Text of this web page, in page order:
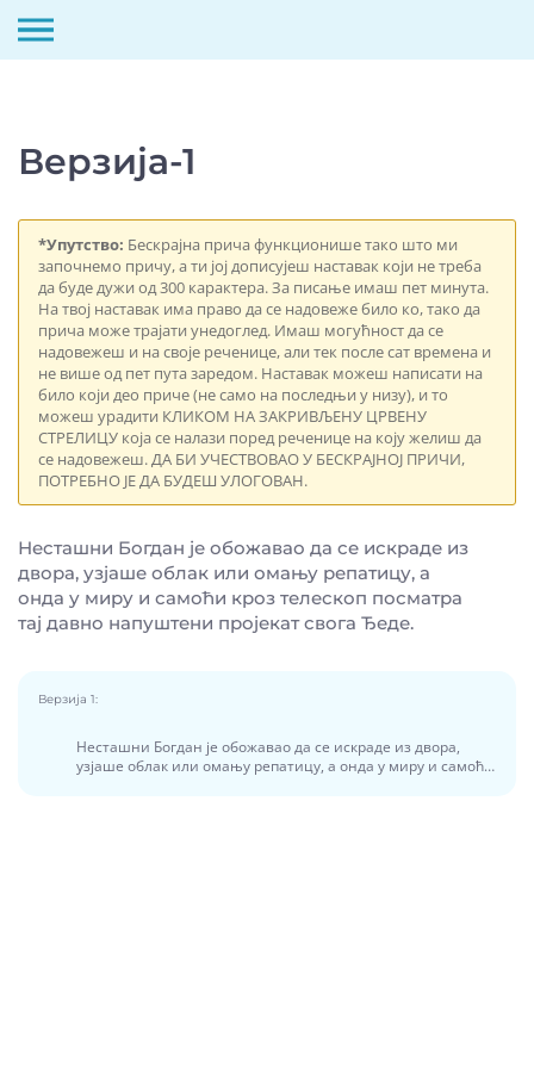
Верзија-1
*Упутство: Бескрајна прича функционише тако што ми
започнемо причу, а ти јој дописујеш наставак који не треба
да буде дужи од 300 карактера. За писање имаш пет минута.
На твој наставак има право да се надовеже било ко, тако да
прича може трајати унедоглед. Имаш могућност да се
надовежеш и на своје реченице, али тек после сат времена и
не више од пет пута заредом. Наставак можеш написати на
било који део приче (не само на последњи у низу), и то
можеш урадити КЛИКОМ НА ЗАКРИВЉЕНУ ЦРВЕНУ
СТРЕЛИЦУ која се налази поред реченице на коју желиш да
се надовежеш. ДА БИ УЧЕСТВОВАО У БЕСКРАЈНОЈ ПРИЧИ,
ПОТРЕБНО ЈЕ ДА БУДЕШ УЛОГОВАН.
Несташни Богдан је обожавао да се искраде из
двора, узјаше облак или омању репатицу, а
онда у миру и самоћи кроз телескоп посматра
тај давно напуштени пројекат свога Ђеде.
Верзија 1:
Несташни Богдан је обожавао да се искраде из двора,
узјаше облак или омању репатицу, а онда у миру и самоћи